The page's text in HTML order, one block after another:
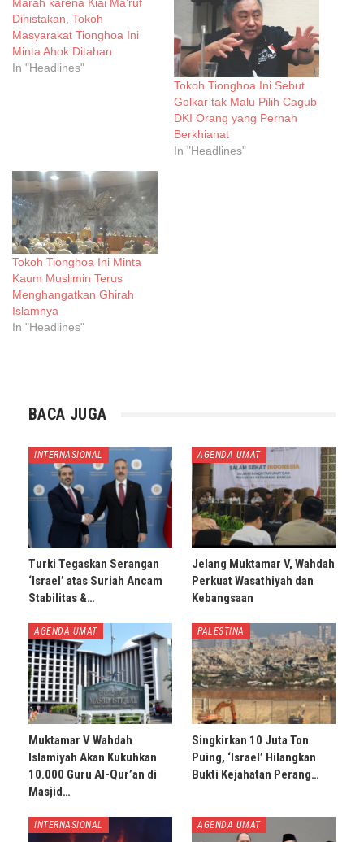
Dinistakan, Tokoh
Masyarakat Tionghoa Ini
Minta Ahok Ditahan
In "Headlines"
Tokoh Tionghoa Ini Sebut
Golkar tak Malu Pilih Cagub
DKI Orang yang Pernah
Berkhianat
In "Headlines"
Tokoh Tionghoa Ini Minta
Kaum Muslimin Terus
Menghangatkan Ghirah
Islamnya
In "Headlines"
BACA JUGA
INTERNASIONAL
Turki Tegaskan Serangan
‘Israel’ atas Suriah Ancam
Stabilitas &…
AGENDA UMAT
Jelang Muktamar V, Wahdah
Perkuat Wasathiyah dan
Kebangsaan
AGENDA UMAT
Muktamar V Wahdah
Islamiyah Akan Kukuhkan
10.000 Guru Al-Qur’an di
Masjid…
PALESTINA
Singkirkan 10 Juta Ton
Puing, ‘Israel’ Hilangkan
Bukti Kejahatan Perang…
INTERNASIONAL AGENDA UMAT